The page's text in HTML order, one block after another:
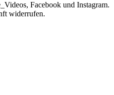
Facebook und Instagram.
widerrufen.